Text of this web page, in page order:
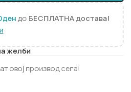
дендо БЕСПЛАТНА достава!
желби
овој производ сега!